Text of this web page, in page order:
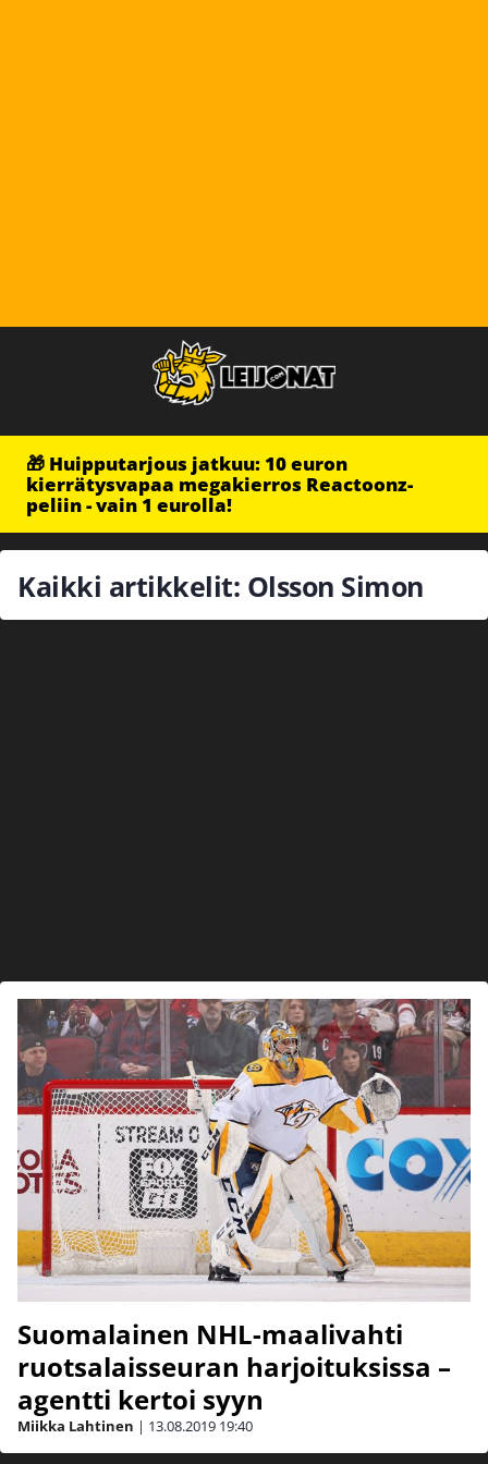
🎁 Huipputarjous jatkuu: 10 euron
kierrätysvapaa megakierros Reactoonz-
peliin - vain 1 eurolla!
Kaikki artikkelit: Olsson Simon
Suomalainen NHL-maalivahti
ruotsalaisseuran harjoituksissa –
agentti kertoi syyn
Miikka Lahtinen | 13.08.2019 19:40